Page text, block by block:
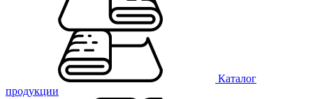
Каталог
продукции